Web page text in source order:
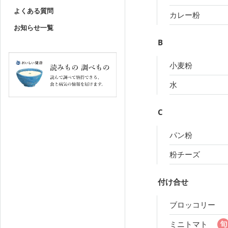
よくある質問
お知らせ一覧
カレー粉
B
小麦粉
水
C
パン粉
粉チーズ
付け合せ
ブロッコリー
ミニトマト